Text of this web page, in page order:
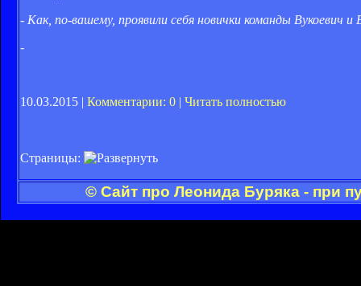
- Как, по-вашему, проявили себя новички команды Вукоевич и
-
10.03.2015 | Комментарии: 0 | Читать полностью
Страницы:
© Сайт про Леонида Буряка - при